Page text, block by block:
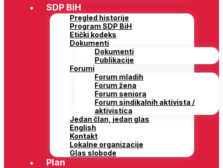
SDP BiH
Pregled historije
Program SDP BiH
Etički kodeks
Dokumenti
Dokumenti
Publikacije
Forumi
Forum mladih
Forum žena
Forum seniora
Forum sindikalnih aktivista /
aktivistica
Jedan član, jedan glas
English
Kontakt
Lokalne organizacije
Glas slobode
Plan